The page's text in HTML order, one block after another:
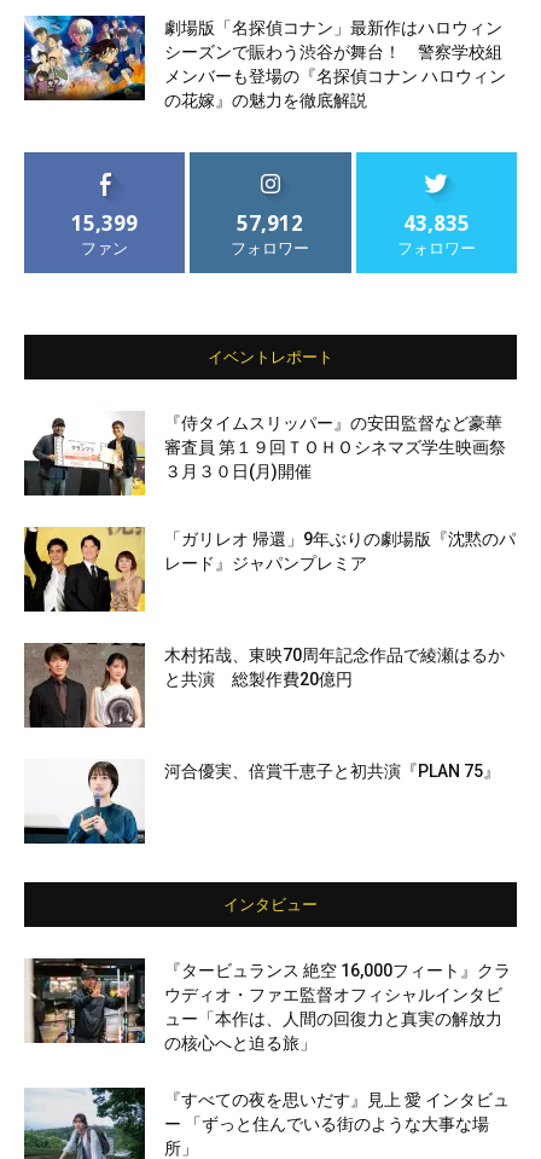
劇場版「名探偵コナン」最新作はハロウィン
シーズンで賑わう渋谷が舞台！ 警察学校組
メンバーも登場の『名探偵コナン ハロウィン
の花嫁』の魅力を徹底解説
15,399
ファン
57,912
フォロワー
43,835
フォロワー
イベントレポート
『侍タイムスリッパー』の安田監督など豪華
審査員 第１９回ＴＯＨＯシネマズ学生映画祭
３月３０日(月)開催
「ガリレオ 帰還」9年ぶりの劇場版『沈黙のパ
レード』ジャパンプレミア
木村拓哉、東映70周年記念作品で綾瀬はるか
と共演 総製作費20億円
河合優実、倍賞千恵子と初共演『PLAN 75』
インタビュー
『タービュランス 絶空 16,000フィート』クラ
ウディオ・ファエ監督オフィシャルインタビ
ュー「本作は、人間の回復力と真実の解放力
の核心へと迫る旅」
『すべての夜を思いだす』見上 愛 インタビュ
ー 「ずっと住んでいる街のような大事な場
所」